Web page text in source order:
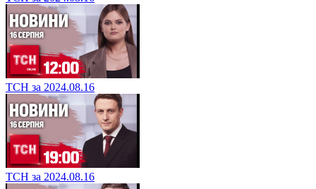
ТСН за 2024.08.16
ТСН за 2024.08.16